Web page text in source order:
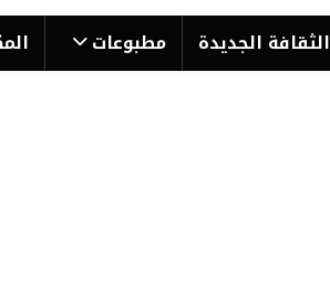
الثقافة الجدیدة مطبوعات